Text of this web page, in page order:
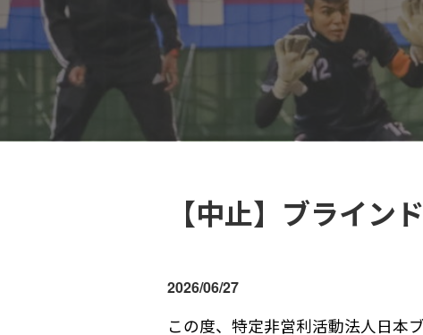
【中止】ブライン
2026/06/27
この度、特定非営利活動法人日本